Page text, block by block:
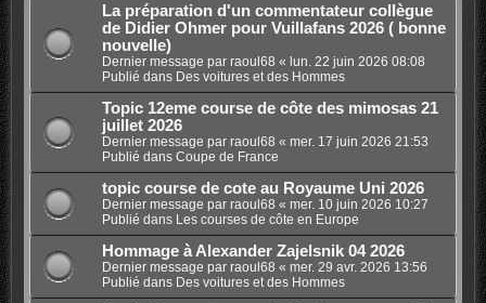
La préparation d'un commentateur collègue
de Didier Ohmer pour Vuillafans 2026 ( bonne
nouvelle)
Dernier message par raoul68 « lun. 22 juin 2026 08:08
Publié dans Des voitures et des Hommes
Topic 12eme course de côte des mimosas 21
juillet 2026
Dernier message par raoul68 « mer. 17 juin 2026 21:53
Publié dans Coupe de France
topic course de cote au Royaume Uni 2026
Dernier message par raoul68 « mer. 10 juin 2026 10:27
Publié dans Les courses de côte en Europe
Hommage à Alexander Zajelsnik 04 2026
Dernier message par raoul68 « mer. 29 avr. 2026 13:56
Publié dans Des voitures et des Hommes